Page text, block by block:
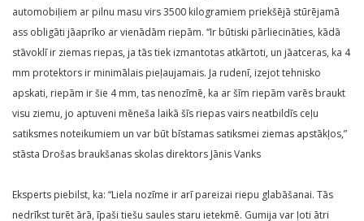
automobiļiem ar pilnu masu virs 3500 kilogramiem priekšējā stūrējamā
ass obligāti jāaprīko ar vienādām riepām. “Ir būtiski pārliecināties, kādā
stāvoklī ir ziemas riepas, ja tās tiek izmantotas atkārtoti, un jāatceras, ka 4
mm protektors ir minimālais pieļaujamais. Ja rudenī, izejot tehnisko
apskati, riepām ir šie 4 mm, tas nenozīmē, ka ar šīm riepām varēs braukt
visu ziemu, jo aptuveni mēneša laikā šīs riepas vairs neatbildīs ceļu
satiksmes noteikumiem un var būt bīstamas satiksmei ziemas apstākļos,”
stāsta Drošas braukšanas skolas direktors Jānis Vanks
Eksperts piebilst, ka: “Liela nozīme ir arī pareizai riepu glabāšanai. Tās
nedrīkst turēt ārā, īpaši tiešu saules staru ietekmē. Gumija var ļoti ātri